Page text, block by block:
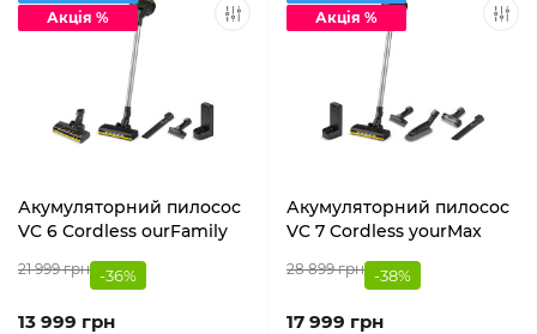
Акція %
Акумуляторний пилосос
VC 6 Cordless ourFamily
21 999 грн -36%
13 999 грн
Акція %
Акумуляторний пилосос
VC 7 Cordless yourMax
28 899 грн -38%
17 999 грн